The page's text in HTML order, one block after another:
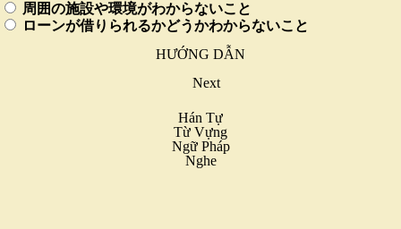
周囲の施設や環境がわからないこと
ローンが借りられるかどうかわからないこと
HƯỚNG DẪN
Next
Hán Tự
Từ Vựng
Ngữ Pháp
Nghe